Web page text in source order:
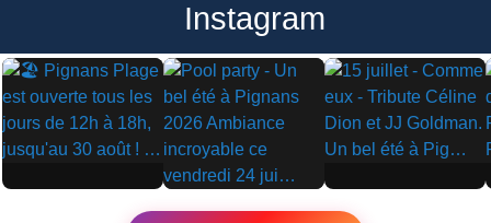
Instagram
▶
▶
▶